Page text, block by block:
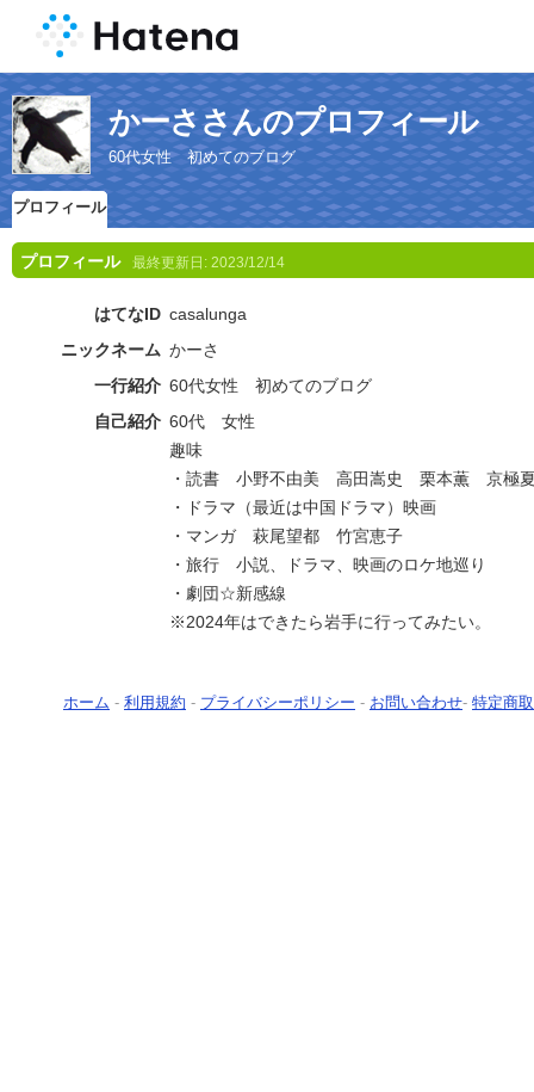
かーささんのプロフィール
60代女性 初めてのブログ
プロフィール
プロフィール 最終更新日: 2023/12/14
はてなID casalunga
ニックネーム かーさ
一行紹介 60代女性 初めてのブログ
自己紹介 60代 女性
趣味
・読書 小野不由美 高田嵩史 栗本薫 京極
・ドラマ（最近は中国ドラマ）映画
・マンガ 萩尾望都 竹宮恵子
・旅行 小説、ドラマ、映画のロケ地巡り
・劇団☆新感線
※2024年はできたら岩手に行ってみたい。
ホーム - 利用規約 - プライバシーポリシー - お問い合わせ- 特定商